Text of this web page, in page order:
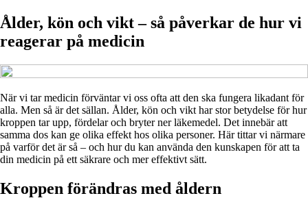
Ålder, kön och vikt – så påverkar de hur vi
reagerar på medicin
När vi tar medicin förväntar vi oss ofta att den ska fungera likadant för
alla. Men så är det sällan. Ålder, kön och vikt har stor betydelse för hur
kroppen tar upp, fördelar och bryter ner läkemedel. Det innebär att
samma dos kan ge olika effekt hos olika personer. Här tittar vi närmare
på varför det är så – och hur du kan använda den kunskapen för att ta
din medicin på ett säkrare och mer effektivt sätt.
Kroppen förändras med åldern